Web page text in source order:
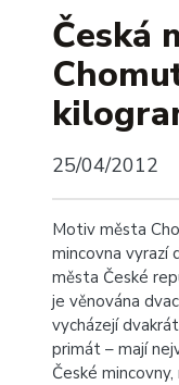
Česká
25/04/2012
Motiv města
mincovna vyrazí
města České
je věnována
vycházejí
primát – mají
České